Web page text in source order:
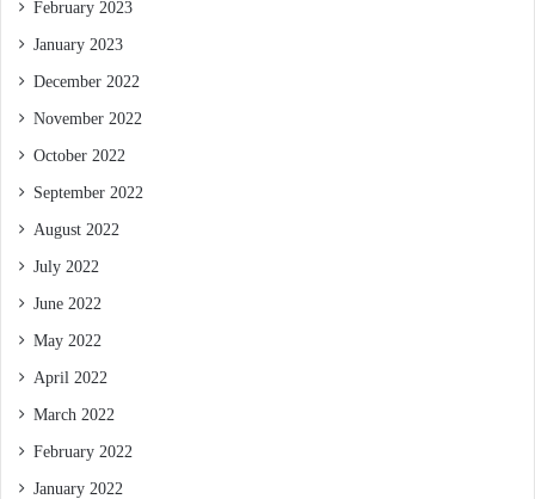
February 2023
January 2023
December 2022
November 2022
October 2022
September 2022
August 2022
July 2022
June 2022
May 2022
April 2022
March 2022
February 2022
January 2022